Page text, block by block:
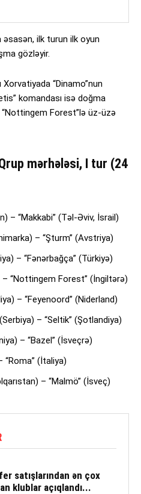
əsasən, ilk turun ilk oyun
gözləyir.
“Dinamo”nun
komandası isə doğma
Forest”lə üz-üzə
mərhələsi, I tur (24
– “Makkabi” (Təl-Əviv, İsrail)
– “Şturm” (Avstriya)
– “Fənərbağça” (Türkiyə)
– “Nottingem Forest” (İngiltərə)
– “Feyenoord” (Niderland)
– “Seltik” (Şotlandiya)
– “Bazel” (İsveçrə)
“Roma” (İtaliya)
– “Malmö” (İsveç)
satışlarından ən çox
klublar açıqlandı...